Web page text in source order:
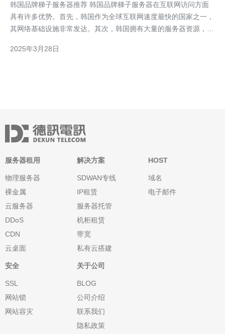
韩国品牌梯子服务器推荐 韩国品牌梯子服务器在互联网访问方面
具有许多优势。首先，韩国作为全球互联网速度最快的国家之一，
其网络基础设施非常发达。其次，韩国拥有大量的服务器资源，可
让您轻松访问国外的内容和网站。因此，选择韩国品牌梯子服务器
2025年3月28日
服务器租用
物理服务器
裸金属
云服务器
DDoS
CDN
云桌面
解决方案
SDWAN专线
IP租赁
服务器托管
机柜租赁
带宽
私有云搭建
HOST
域名
电子邮件
安全
SSL
网站锁
网站容灾
关于公司
BLOG
公司介绍
联系我们
隐私政策